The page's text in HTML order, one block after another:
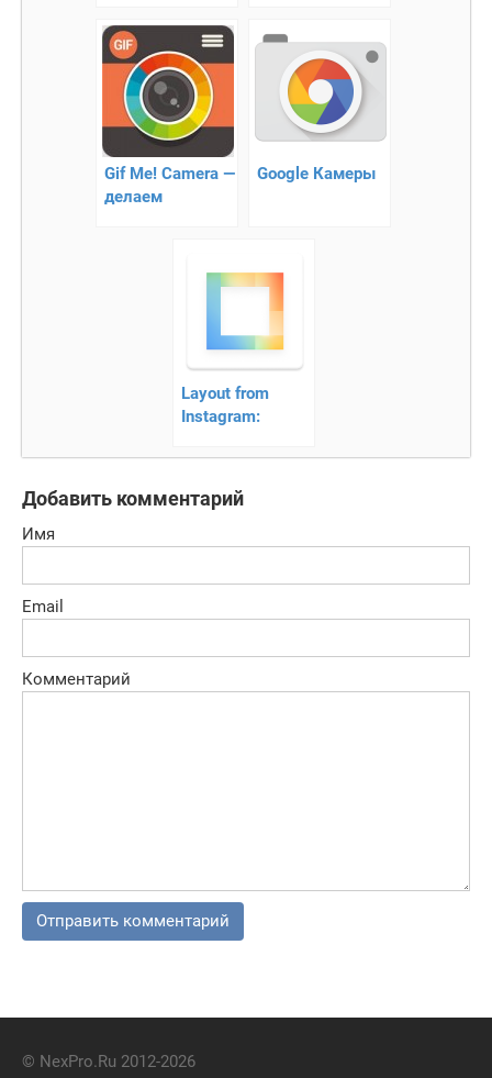
показать себя в
Instagram
коллажей
Gif Me! Camera —
делаем
Google Камеры
Layout from
Instagram:
фоторедактор
Добавить комментарий
Имя
Email
Комментарий
© NexPro.Ru 2012-2026